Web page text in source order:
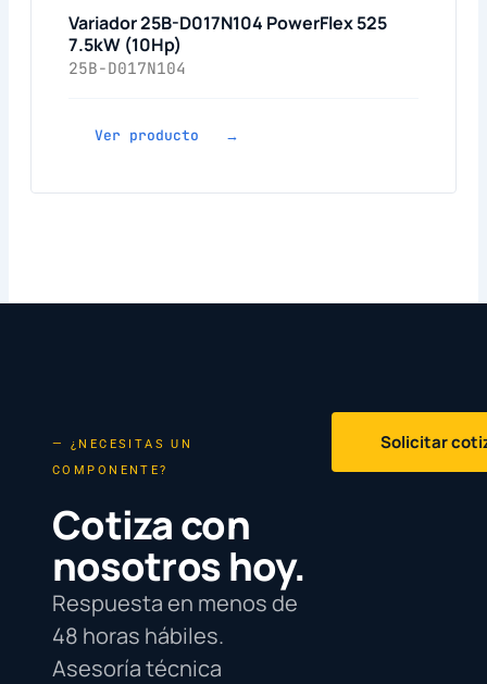
Variador 25B-D017N104 PowerFlex 525
7.5kW (10Hp)
25B-D017N104
Ver producto →
— ¿NECESITAS UN
COMPONENTE?
Cotiza con
nosotros hoy.
Respuesta en menos de
48 horas hábiles.
Asesoría técnica
Solicitar